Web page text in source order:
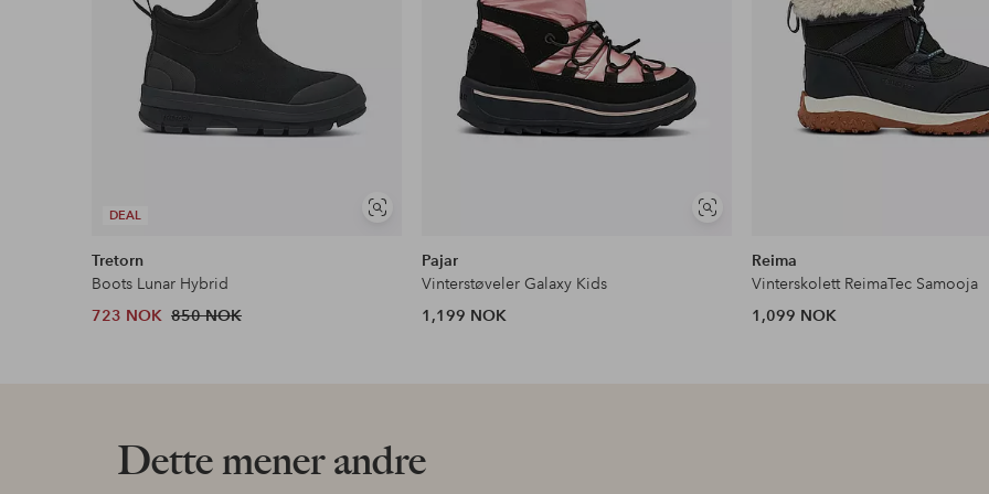
DEAL
Vis
Tretorn
Boots Lunar Hybrid
723 NOK 850 NOK
Vis
Pajar
Vinterstøveler Galaxy Kids
1,199 NOK
Reima
Vinterskolett ReimaTec Samooja
1,099 NOK
Dette mener andre